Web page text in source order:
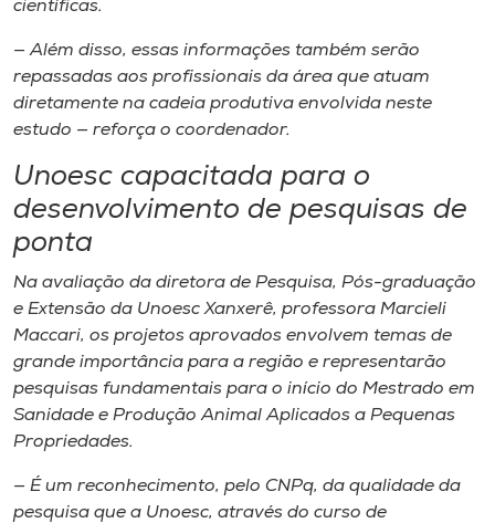
científicas.
— Além disso, essas informações também serão
repassadas aos profissionais da área que atuam
diretamente na cadeia produtiva envolvida neste
estudo — reforça o coordenador.
Unoesc capacitada para o
desenvolvimento de pesquisas de
ponta
Na avaliação da diretora de Pesquisa, Pós-graduação
e Extensão da Unoesc Xanxerê, professora Marcieli
Maccari, os projetos aprovados envolvem temas de
grande importância para a região e representarão
pesquisas fundamentais para o início do Mestrado em
Sanidade e Produção Animal Aplicados a Pequenas
Propriedades.
— É um reconhecimento, pelo CNPq, da qualidade da
pesquisa que a Unoesc, através do curso de